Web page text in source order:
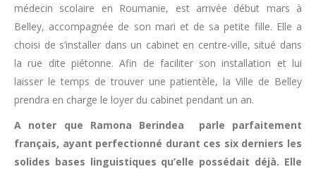
médecin scolaire en Roumanie, est arrivée début mars à
Belley, accompagnée de son mari et de sa petite fille. Elle a
choisi de s’installer dans un cabinet en centre-ville, situé dans
la rue dite piétonne. Afin de faciliter son installation et lui
laisser le temps de trouver une patientèle, la Ville de Belley
prendra en charge le loyer du cabinet pendant un an.
A noter que Ramona Berindea parle parfaitement
français, ayant perfectionné durant ces six derniers les
solides bases linguistiques qu’elle possédait déjà. Elle